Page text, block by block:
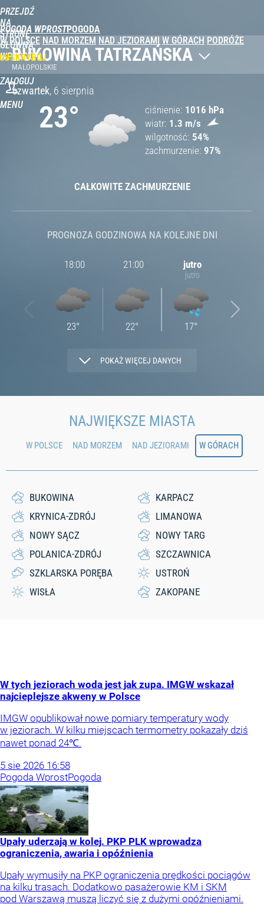
PRZEJDŹ
NA
STRONĘ
GŁÓWNĄ
WPROST.PL
POGODA WPROST
W POLSCE NAD MORZEM NAD JEZIORAMI W GÓRACH PODRÓŻE
ZALOGUJ
MENU
BUKOWINA TATRZAŃSKA
MAŁOPOLSKIE
czwartek, 6 sierpnia
CAŁKOWITE ZACHMURZENIE
23° ciśnienie 1016 hPa
wiatr 1.3 m/s
wilgotność 54%
zachmurzenie 97%
18:00
23°
0.97
0
21:00
22°
1.13
jutro
jutro
17°
0.98
83
0.19
POKAŻ WIĘCEJ DANYCH
NAJWIĘKSZE MIASTA
W POLSCE NAD MORZEM NAD JEZIORAMI W GÓRACH
BUKOWINA
KARPACZ
KRYNICA-ZDRÓJ
LIMANOWA
NOWY SĄCZ
NOWY TARG
POLANICA-ZDRÓJ
SZCZAWNICA
SZKLARSKA PORĘBA
USTROŃ
WISŁA
ZAKOPANE
W tych jeziorach woda jest jak zupa. IMGW wskazał
najcieplejsze akweny w Polsce
IMGW opublikował nowe pomiary temperatury wody
w jeziorach. W kilku miejscach termometry pokazały dziś
nawet ponad 24℃.
5 sie 2026 16:58
Pogoda WprostPogoda
Upały uderzają w kolej. PKP PLK wprowadza
ograniczenia, awaria i opóźnienia
Upały wymusiły na PKP ograniczenia prędkości pociągów
na kilku trasach. Dodatkowo pasażerowie KM i SKM
pod Warszawą muszą liczyć się z dużymi opóźnieniami.